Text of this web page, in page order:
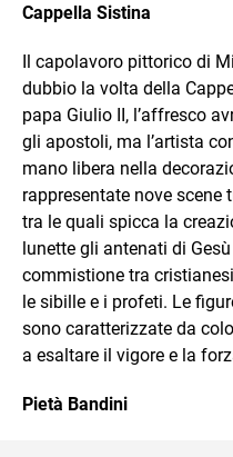
Cappella Sistina
Il capolavoro pittorico di
dubbio la volta della
papa Giulio II, l’affresco
gli apostoli, ma l’artista
mano libera nella
rappresentate nove scene
tra le quali spicca la
lunette gli antenati di
commistione tra
le sibille e i profeti. Le
sono caratterizzate da
a esaltare il vigore e la
Pietà Bandini